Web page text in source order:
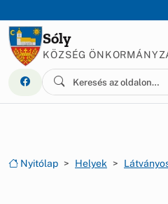
Sóly
KÖZSÉG
Nyitólap Helyek